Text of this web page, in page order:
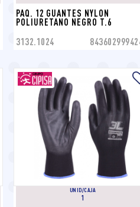
PAQ. 12 GUANTES NYLON
POLIURETANO NEGRO T.6
3132.1024
UNID/CAJA
1